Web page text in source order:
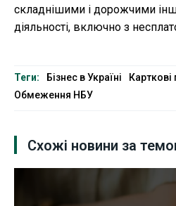
складнішими і дорожчими
діяльності, включно з
Теги: Бізнес в Україні Карткові
Обмеження НБУ
Схожі новини за